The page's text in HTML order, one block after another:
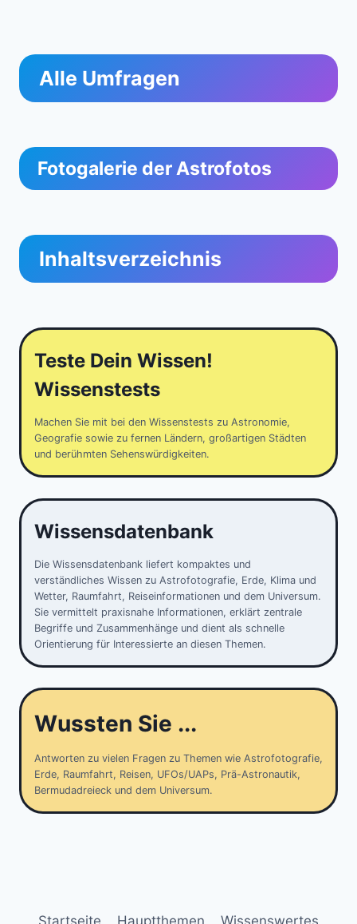
Alle Umfragen
Fotogalerie der Astrofotos
Inhaltsverzeichnis
Teste Dein Wissen!
Wissenstests
Machen Sie mit bei den Wissenstests zu Astronomie,
Geografie sowie zu fernen Ländern, großartigen Städten
und berühmten Sehenswürdigkeiten.
Wissensdatenbank
Die Wissensdatenbank liefert kompaktes und
verständliches Wissen zu Astrofotografie, Erde, Klima und
Wetter, Raumfahrt, Reiseinformationen und dem Universum.
Sie vermittelt praxisnahe Informationen, erklärt zentrale
Begriffe und Zusammenhänge und dient als schnelle
Orientierung für Interessierte an diesen Themen.
Wussten Sie ...
Antworten zu vielen Fragen zu Themen wie Astrofotografie,
Erde, Raumfahrt, Reisen, UFOs/UAPs, Prä-Astronautik,
Bermudadreieck und dem Universum.
Startseite Hauptthemen Wissenswertes